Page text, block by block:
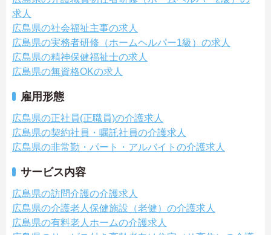
求人
広島県の社会福祉主事の求人
広島県の実務者研修（ホームヘルパー1級）の求人
広島県の精神保健福祉士の求人
広島県の無資格OKの求人
雇用形態
広島県の正社員(正職員)の介護求人
広島県の契約社員・嘱託社員の介護求人
広島県の非常勤・パート・アルバイトの介護求人
サービス内容
広島県の訪問介護の介護求人
広島県の介護老人保健施設（老健）の介護求人
広島県の有料老人ホームの介護求人